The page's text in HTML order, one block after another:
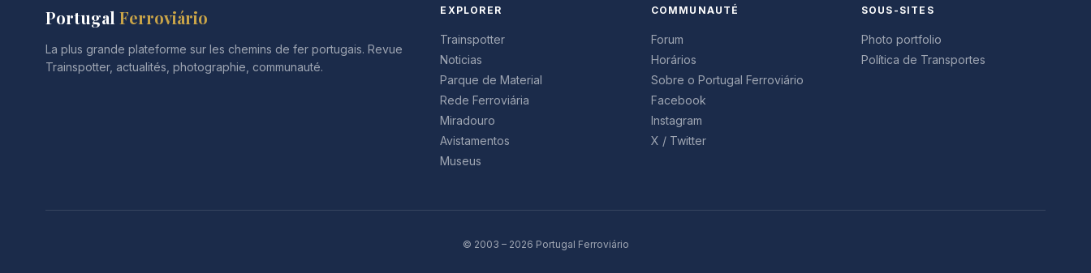
Portugal Ferroviário
La plus grande plateforme sur les chemins de fer portugais. Revue
Trainspotter, actualités, photographie, communauté.
EXPLORER
Trainspotter
Noticias
Parque de Material
Rede Ferroviária
Miradouro
Avistamentos
Museus
COMMUNAUTÉ
Forum
Horários
Sobre o Portugal Ferroviário
Facebook
Instagram
X / Twitter
SOUS-SITES
Photo portfolio
Política de Transportes
© 2003 – 2026 Portugal Ferroviário